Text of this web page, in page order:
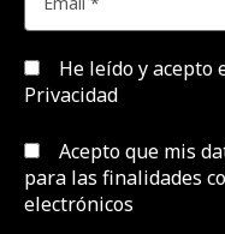
He leído y acepto
Privacidad
Acepto que mis
para las finalidades
electrónicos